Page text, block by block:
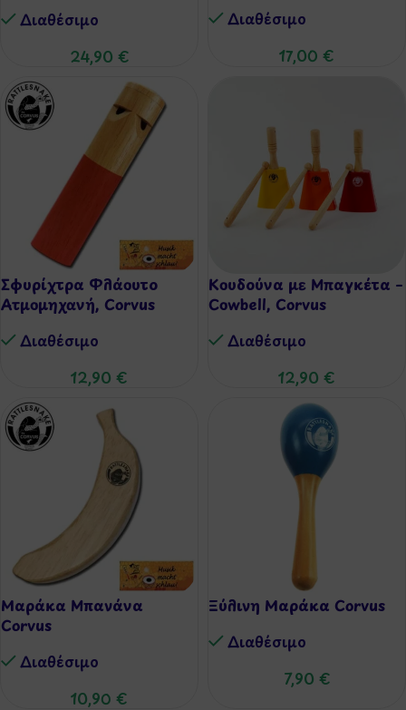
Διαθέσιμo
24,90 €
Διαθέσιμo
17,00 €
Σφυρίχτρα Φλάουτο
Ατμομηχανή, Corvus
Διαθέσιμo
12,90 €
Κουδούνα με Μπαγκέτα –
Cowbell, Corvus
Διαθέσιμo
12,90 €
Μαράκα Μπανάνα
Corvus
Διαθέσιμo
10,90 €
Ξύλινη Μαράκα Corvus
Διαθέσιμo
7,90 €